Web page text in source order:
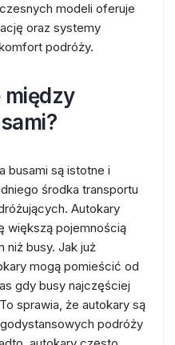
modeli oferuje
oraz systemy
podróży.
między
busami są istotne i
środka transportu
Autokary
większą pojemnością
niż busy. Jak już
mogą pomieścić od
gdy busy najczęściej
sprawia, że autokary są
podróży